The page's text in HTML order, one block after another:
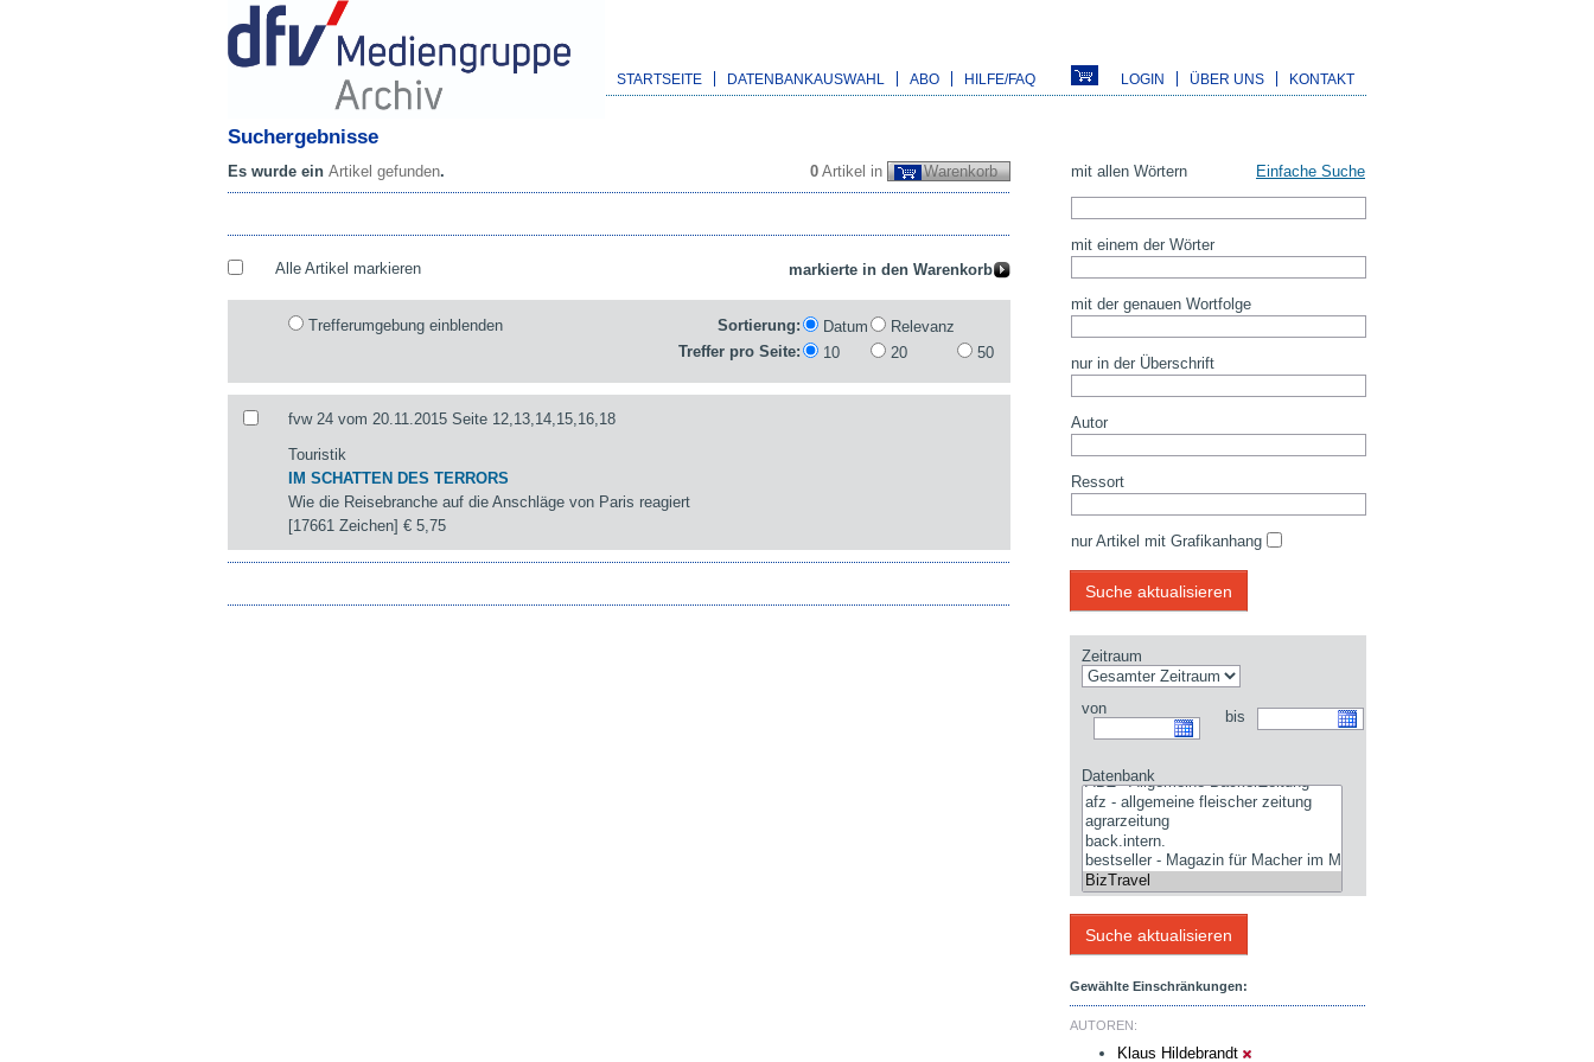
STARTSEITE DATENBANKAUSWAHL ABO HILFE/FAQ LOGIN ÜBER UNS KONTAKT
Suchergebnisse
0 Artikel in Warenkorb
Es wurde ein Artikel gefunden.
Alle Artikel markieren
Trefferumgebung einblenden Sortierung: Datum
Relevanz
Treffer pro Seite:
10 20 50
fvw 24 vom 20.11.2015 Seite 12,13,14,15,16,18
Touristik
IM SCHATTEN DES TERRORS
Wie die Reisebranche auf die Anschläge von Paris reagiert
[17661 Zeichen]€ 5,75
mit allen Wörtern Einfache Suche
mit einem der Wörter
mit der genauen Wortfolge
nur in der Überschrift
Autor
Ressort
nur Artikel mit Grafikanhang
Zeitraum
von bis
Datenbank
Gewählte Einschränkungen:
AUTOREN:
Klaus Hildebrandt